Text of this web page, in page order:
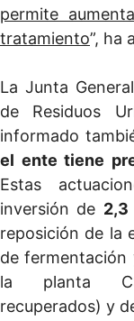
permite
tratamiento”, ha
La Junta
de Residuos
informado
el ente tiene
Estas
inversión de 2,3
reposición de la
de fermentación
la planta
recuperados) y